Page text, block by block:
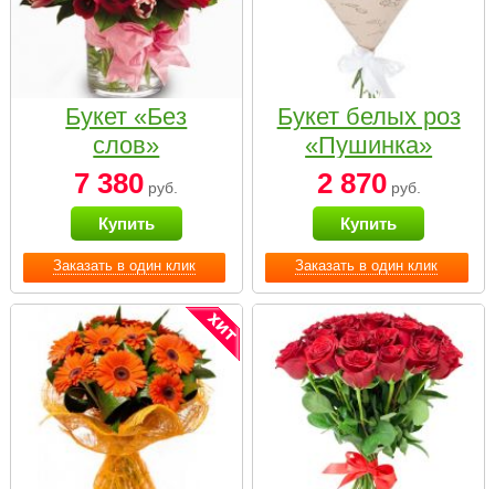
Заказать в один клик
Букет «Без
слов»
7 380 руб.
Купить
Заказать в один клик
Букет белых роз
«Пушинка»
2 870руб.
Купить